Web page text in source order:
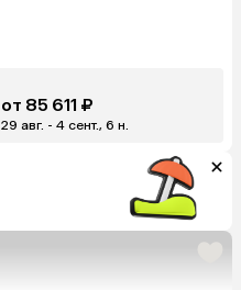
от 85 611 ₽
29 авг. - 4 сент., 6 н.